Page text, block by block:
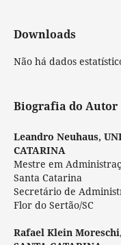
Downloads
Não há dados
Biografia do Autor
Leandro Neuhaus,
CATARINA
Mestre em
Santa Catarina
Secretário de
Flor do Sertão/SC
Rafael Klein Moreschi,